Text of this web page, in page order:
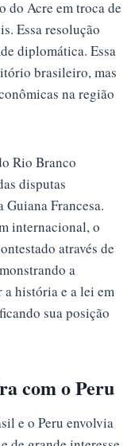
Acre em troca de
Essa resolução
diplomática. Essa
brasileiro, mas
na região
Rio Branco
disputas
Francesa.
internacional, o
através de
a
história e a lei em
sua posição
com o Peru
e o Peru envolvia